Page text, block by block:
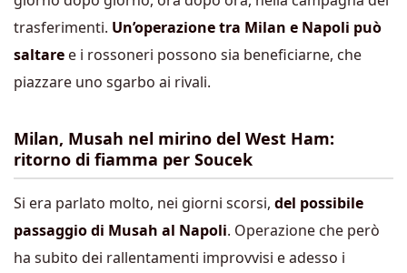
trasferimenti. Un’operazione tra Milan e Napoli può
saltare e i rossoneri possono sia beneficiarne, che
piazzare uno sgarbo ai rivali.
Milan, Musah nel mirino del West Ham:
ritorno di fiamma per Soucek
Si era parlato molto, nei giorni scorsi, del possibile
passaggio di Musah al Napoli. Operazione che però
ha subito dei rallentamenti improvvisi e adesso i